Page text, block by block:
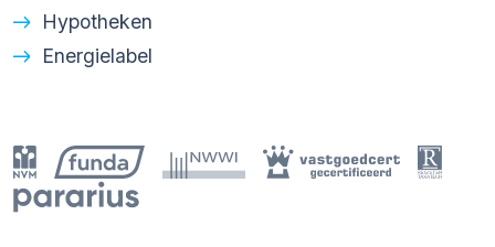
Hypotheken
Energielabel